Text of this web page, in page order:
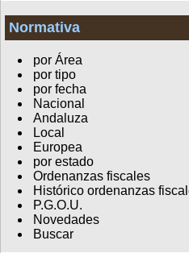
Normativa
por Área
por tipo
por fecha
Nacional
Andaluza
Local
Europea
por estado
Ordenanzas fiscales
Histórico ordenanzas
P.G.O.U.
Novedades
Buscar